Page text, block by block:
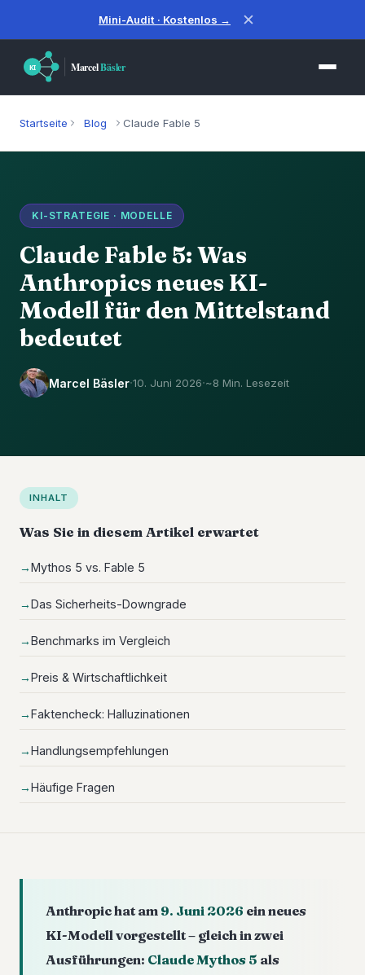
Mini-Audit · Kostenlos → ✕
Startseite Blog Claude Fable 5
KI-STRATEGIE · MODELLE
Claude Fable 5: Was
Anthropics neues KI-
Modell für den Mittelstand
bedeutet
Marcel Bäsler·10. Juni 2026·~8 Min. Lesezeit
INHALT
Was Sie in diesem Artikel erwartet
Mythos 5 vs. Fable 5
Das Sicherheits-Downgrade
Benchmarks im Vergleich
Preis & Wirtschaftlichkeit
Faktencheck: Halluzinationen
Handlungsempfehlungen
Häufige Fragen
Anthropic hat am 9. Juni 2026 ein neues
KI-Modell vorgestellt – gleich in zwei
Ausführungen: Claude Mythos 5 als